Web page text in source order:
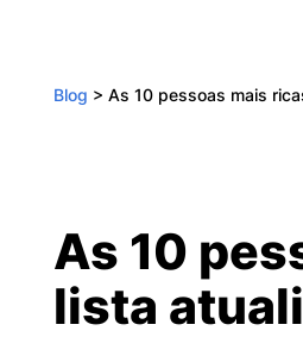
Blog > As 10 pessoas mais
As 10
lista